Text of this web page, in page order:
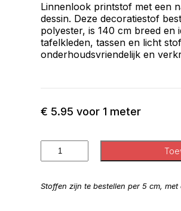
Linnenlook printstof met een
dessin. Deze decoratiestof
polyester, is 140 cm breed en
tafelkleden, tassen en licht
onderhoudsvriendelijk en
€ 5.95 voor 1 meter
Stoffen zijn te bestellen per 5 cm,